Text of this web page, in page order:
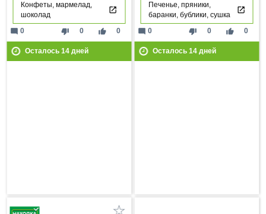
Конфеты, мармелад,
шоколад
thumb_down 0 thumb_up 0
mode_comment 0
Осталось 14дней
Печенье, пряники,
баранки, бублики, сушка
thumb_down 0 thumb_up 0
mode_comment 0
Осталось 14дней